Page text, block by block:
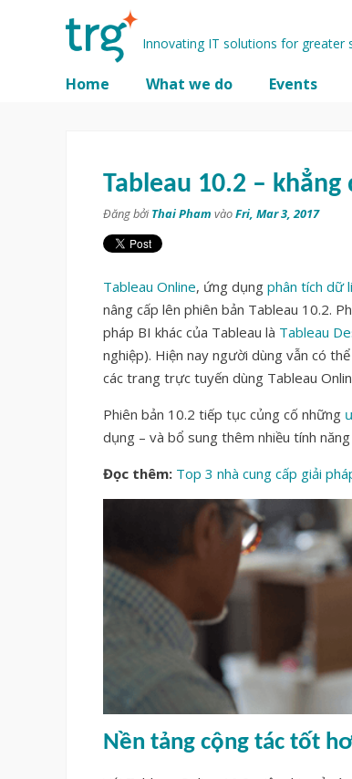
Innovating IT solutions for greater
Home What we do Events
Tableau 10.2 –
Đăng bởi Thai Pham vàoFri, Mar 3, 2017
Tableau Online, ứng dụng phân tích dữ
nâng cấp lên phiên bản Tableau 10.2.
pháp BI khác của Tableau là Tableau
nghiệp). Hiện nay người dùng vẫn có
các trang trực tuyến dùng Tableau
Phiên bản 10.2 tiếp tục củng cố những
dụng – và bổ sung thêm nhiều tính
Đọc thêm: Top 3 nhà cung cấp giải
Nền tảng cộng tác tốt